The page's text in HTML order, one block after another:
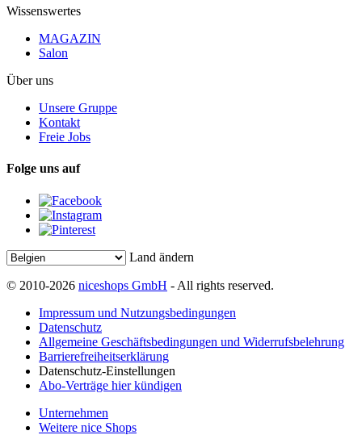
Wissenswertes
MAGAZIN
Salon
Über uns
Unsere Gruppe
Kontakt
Freie Jobs
Folge uns auf
Land ändern
© 2010-2026 niceshops GmbH - All rights reserved.
Impressum und Nutzungsbedingungen
Datenschutz
Allgemeine Geschäftsbedingungen und Widerrufsbelehrung
Barrierefreiheitserklärung
Datenschutz-Einstellungen
Abo-Verträge hier kündigen
Unternehmen
Weitere nice Shops